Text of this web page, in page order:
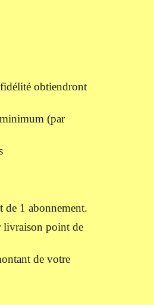
obtiendront
(par
de 1 abonnement.
livraison point de
de votre